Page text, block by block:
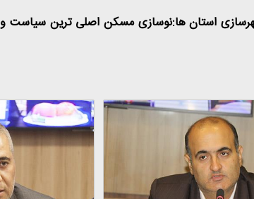
استان ها:نوسازی مسکن اصلی ترین سیاست